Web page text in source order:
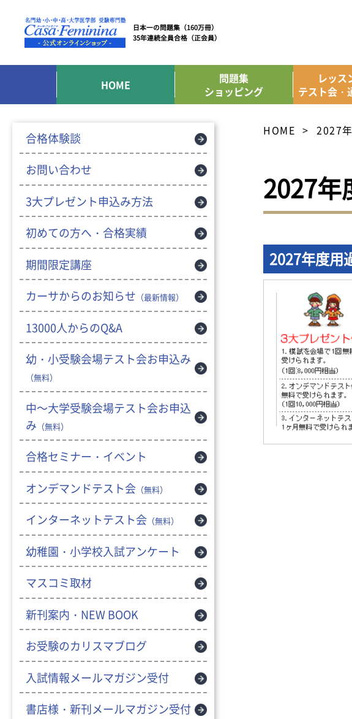
日本一の問題集（160万冊）
35年連続全員合格（正会員）
HOME
問題集
ショッピング
レッス
テスト会・
HOME 2027
2027年
2027年度用
合格体験談
お問い合わせ
3大プレゼント申込み方法
初めての方へ・合格実績
期間限定講座
カーサからのお知らせ （最新情報）
13000人からのQ&A
幼・小受験会場テスト会お申込み
（無料）
中～大学受験会場テスト会お申込
み （無料）
合格セミナー・イベント
オンデマンドテスト会 （無料）
インターネットテスト会 （無料）
幼稚園・小学校入試アンケート
マスコミ取材
新刊案内・NEW BOOK
お受験のカリスマブログ
入試情報メールマガジン受付
書店様・新刊メールマガジン受付